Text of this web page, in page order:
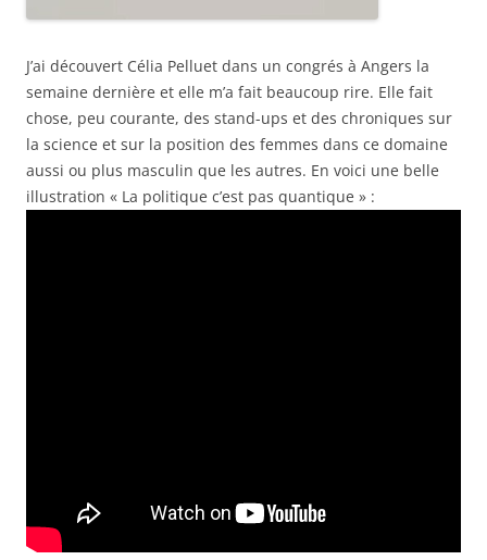
J’ai découvert Célia Pelluet dans un congrés à Angers la
semaine dernière et elle m’a fait beaucoup rire. Elle fait
chose, peu courante, des stand-ups et des chroniques sur
la science et sur la position des femmes dans ce domaine
aussi ou plus masculin que les autres. En voici une belle
illustration « La politique c’est pas quantique » :